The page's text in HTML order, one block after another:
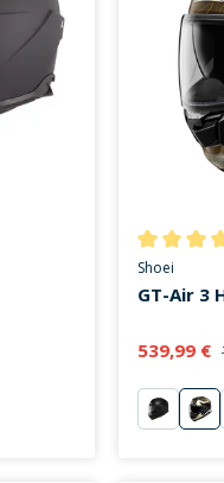
4.3 von 5 SternenShoei
GT-Air 3
539,99 €